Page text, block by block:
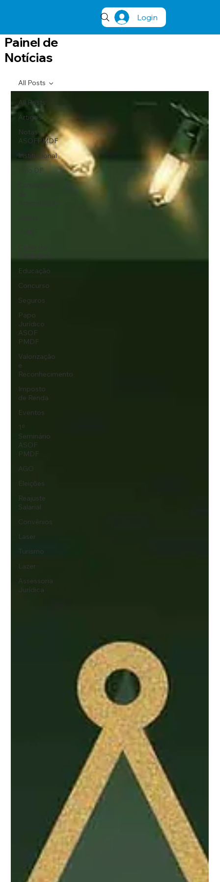
Login
Painel de
Notícias
All Posts
Artigos
Notas
ASOFPMDF
Institucional
Pelo DF
Educação
Concurso
Seguros
Papo
Jurídico
ASOF
PMDF
Valorização
e
Reconhecimento
Imposto
de Renda
Eventos
1º
Seminário
ASOF
PMDF
AGO
Eleições
Reajuste
Salarial
Convênios
Laser
Turismo
Lazer
Assessoria
Jurídica
All Posts